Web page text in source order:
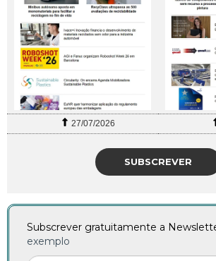
27/07/2026
SUBSCREVER
Subscrever gratuitamente a
exemplo